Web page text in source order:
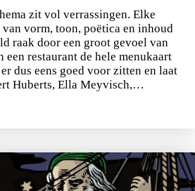
zit vol verrassingen. Elke
vorm, toon, poëtica en inhoud
raak door een groot gevoel van
restaurant de hele menukaart
dus eens goed voor zitten en laat
Huberts, Ella Meyvisch,…